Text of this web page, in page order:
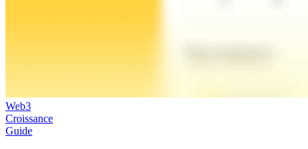
Web3
Croissance
Guide